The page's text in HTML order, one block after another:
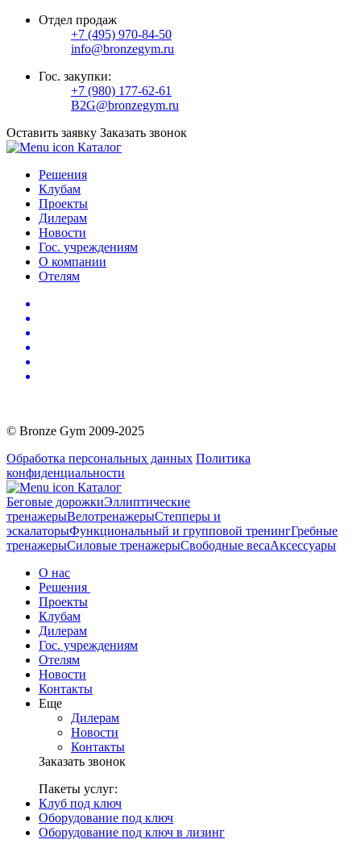
Отдел продаж
+7 (495) 970-84-50
info@bronzegym.ru
Гос. закупки:
+7 (980) 177-62-61
B2G@bronzegym.ru
Оставить заявку Заказать звонок
Каталог
Решения
Клубам
Проекты
Дилерам
Новости
Гос. учреждениям
О компании
Отелям
© Bronze Gym 2009-2025
Обработка персональных данных Политика
конфиденциальности
Каталог
Беговые дорожкиЭллиптические
тренажерыВелотренажерыСтепперы и
эскалаторыФункциональный и групповой тренингГребные
тренажерыСиловые тренажерыСвободные весаАксессуары
О нас
Решения
Проекты
Клубам
Дилерам
Гос. учреждениям
Отелям
Новости
Контакты
Еще
Дилерам
Новости
Контакты
Заказать звонок
Пакеты услуг:
Клуб под ключ
Оборудование под ключ
Оборудование под ключ в лизинг